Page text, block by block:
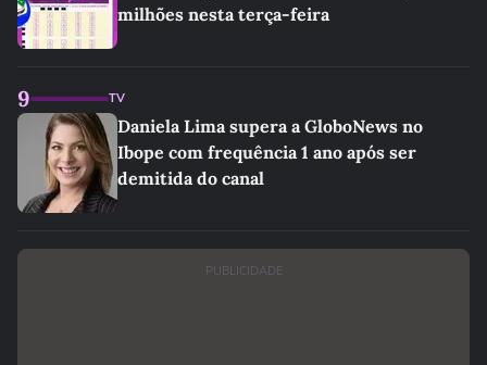
milhões nesta terça-feira
9 TV
Daniela Lima supera a GloboNews no
Ibope com frequência 1 ano após ser
demitida do canal
PUBLICIDADE